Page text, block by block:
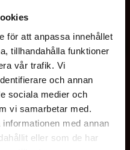
för att anpassa innehållet
tillhandahålla funktioner
vår trafik. Vi
och annan
sociala medier och
vi samarbetar med.
med annan
eller som de har